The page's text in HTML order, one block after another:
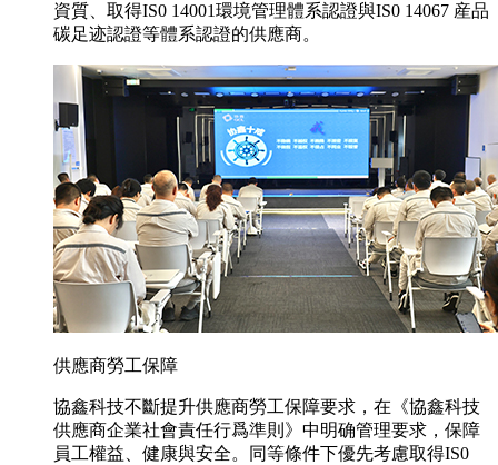
資質、取得IS0 14001環境管理體系認證與IS0 14067 産品
碳足迹認證等體系認證的供應商。
供應商勞工保障
協鑫科技不斷提升供應商勞工保障要求，在《協鑫科技
供應商企業社會責任行爲準則》中明确管理要求，保障
員工權益、健康與安全。同等條件下優先考慮取得IS0